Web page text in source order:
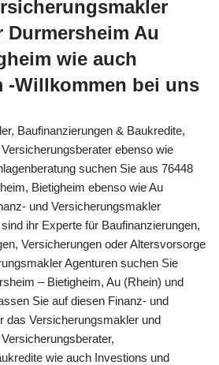
Au
wie auch
-Willkommen bei uns
Baufinanzierungen & Baukredite,
ebenso wie
suchen Sie aus 76448
Bietigheim ebenso wie Au
und Versicherungsmakler
ihr Experte für Baufinanzierungen,
Versicherungen oder Altersvorsorge
Agenturen suchen Sie
– Bietigheim, Au (Rhein) und
Sie auf diesen Finanz- und
das Versicherungsmakler und
wie auch Investions und